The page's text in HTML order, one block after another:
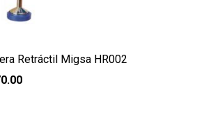
Retráctil Migsa HR002